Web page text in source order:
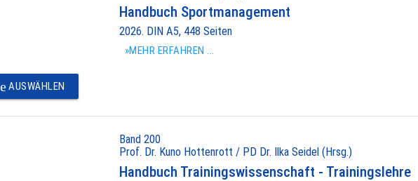
Handbuch Sportmanagement
2026. DIN A5, 448 Seiten
»MEHR ERFAHREN ...
AUSWÄHLEN
Band 200
Prof. Dr. Kuno Hottenrott / PD Dr. Ilka Seidel (Hrsg.)
Handbuch Trainingswissenschaft - Trainingslehre